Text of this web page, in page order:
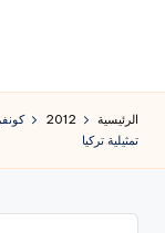
المحتوى
الرئيسية 2012
تمثيلية تركيا